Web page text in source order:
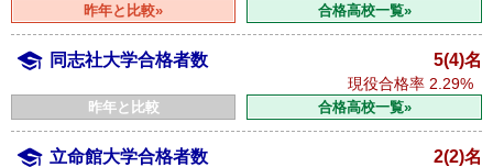
昨年と比較» 合格高校一覧»
同志社大学合格者数 5(4)名
現役合格率 2.29%
昨年と比較 合格高校一覧»
立命館大学合格者数 2(2)名